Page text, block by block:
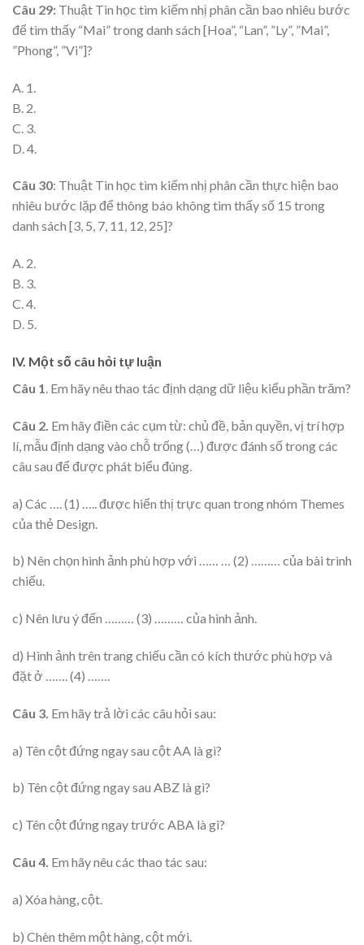
Câu 29: Thuật Tin học tìm kiếm nhị phân cần bao nhiêu bước
để tìm thấy “Mai” trong danh sách [Hoa”, “Lan”, ”Ly”, ”Mai”,
”Phong”, ”Vi”]?
A. 1.
B. 2.
C. 3.
D. 4.
Câu 30: Thuật Tin học tìm kiếm nhị phân cần thực hiện bao
nhiêu bước lặp để thông báo không tìm thấy số 15 trong
danh sách [3, 5, 7, 11, 12, 25]?
A. 2.
B. 3.
C. 4.
D. 5.
IV. Một số câu hỏi tự luận
Câu 1. Em hãy nêu thao tác định dạng dữ liệu kiểu phần trăm?
Câu 2. Em hãy điền các cụm từ: chủ đề, bản quyền, vị trí hợp
lí, mẫu định dạng vào chỗ trống (…) được đánh số trong các
câu sau để được phát biểu đúng.
a) Các …. (1) ….. được hiển thị trực quan trong nhóm Themes
của thẻ Design.
b) Nên chọn hình ảnh phù hợp với …… … (2) ……… của bài trình
chiếu.
c) Nên lưu ý đến ……… (3) ……… của hình ảnh.
d) Hình ảnh trên trang chiếu cần có kích thước phù hợp và
đặt ở ……. (4) …….
Câu 3. Em hãy trả lời các câu hỏi sau:
a) Tên cột đứng ngay sau cột AA là gì?
b) Tên cột đứng ngay sau ABZ là gì?
c) Tên cột đứng ngay trước ABA là gì?
Câu 4. Em hãy nêu các thao tác sau:
a) Xóa hàng, cột.
b) Chèn thêm một hàng, cột mới.